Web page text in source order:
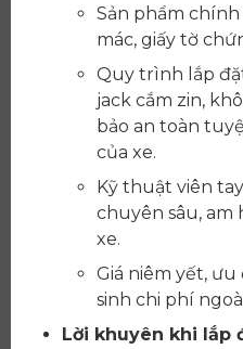
Sản phẩm
mác, giấy tờ
Quy trình lắp
jack cắm zin,
bảo an toàn
của xe.
Kỹ thuật viên
chuyên sâu,
xe.
Giá niêm yết,
sinh chi phí
Lời khuyên khi lắp